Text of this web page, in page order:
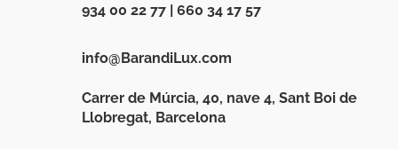
934 00 22 77| 660 34 17 57
info@BarandiLux.com
Carrer de Múrcia, 40, nave 4, Sant Boi de
Llobregat, Barcelona